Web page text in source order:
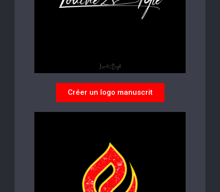
Créer un logo manuscrit